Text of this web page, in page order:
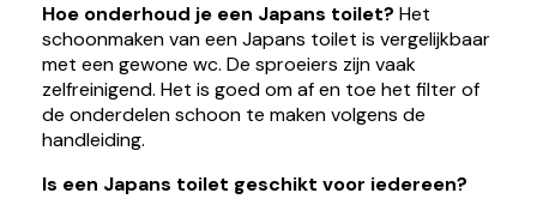
Hoe onderhoud je een Japans toilet? Het
schoonmaken van een Japans toilet is vergelijkbaar
met een gewone wc. De sproeiers zijn vaak
zelfreinigend. Het is goed om af en toe het filter of
de onderdelen schoon te maken volgens de
handleiding.
Is een Japans toilet geschikt voor iedereen?